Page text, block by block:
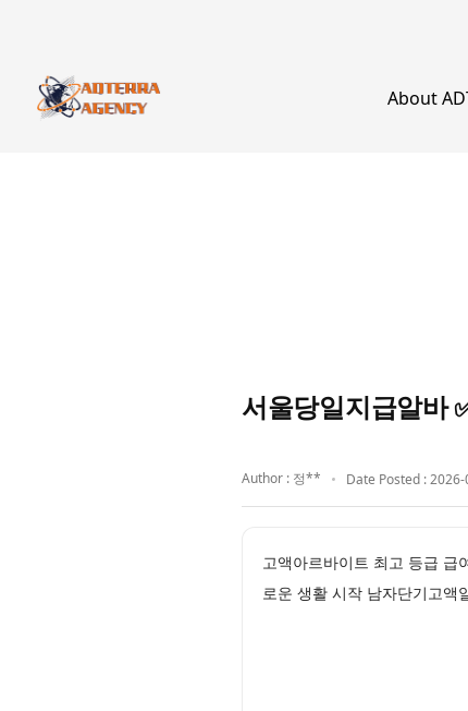
About
서울당일지급알바
Author : 정** Date Posted :
고액아르바이트 최고 등급 급
로운 생활 시작 남자단기고액